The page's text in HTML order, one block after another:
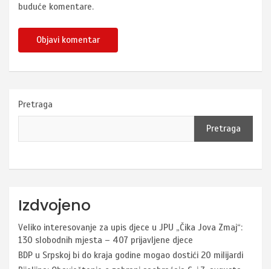
buduće komentare.
Pretraga
Pretraga
Izdvojeno
Veliko interesovanje za upis djece u JPU „Čika Jova Zmaj“:
130 slobodnih mjesta – 407 prijavljene djece
BDP u Srpskoj bi do kraja godine mogao dostići 20 milijardi